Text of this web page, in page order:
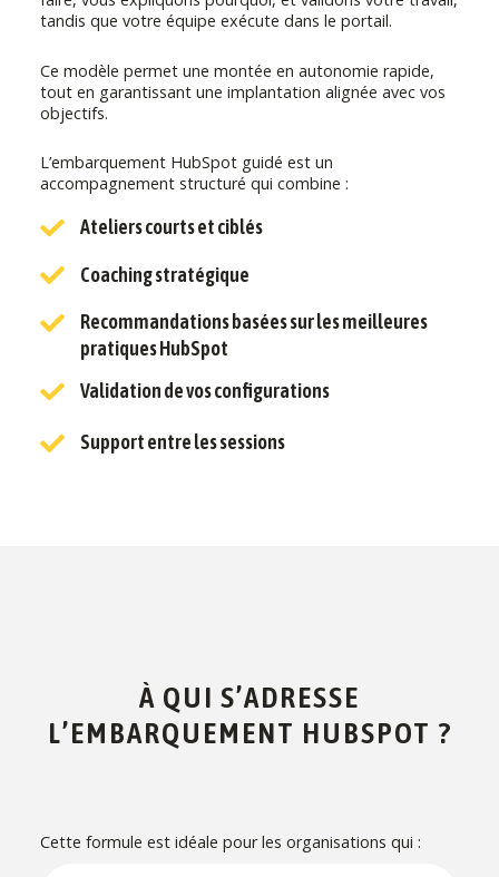
tandis que votre équipe exécute dans le portail.
Ce modèle permet une montée en autonomie rapide,
tout en garantissant une implantation alignée avec vos
objectifs.
L’embarquement HubSpot guidé est un
accompagnement structuré qui combine :
Ateliers courts et ciblés
Coaching stratégique
Recommandations basées sur les meilleures
pratiques HubSpot
Validation de vos configurations
Support entre les sessions
À QUI S’ADRESSE
L’EMBARQUEMENT HUBSPOT ?
Cette formule est idéale pour les organisations qui :